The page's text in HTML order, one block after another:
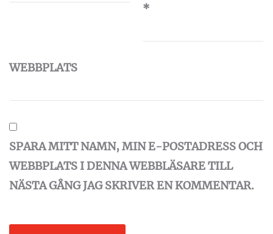
*
WEBBPLATS
SPARA MITT NAMN, MIN E-POSTADRESS OCH
WEBBPLATS I DENNA WEBBLÄSARE TILL
NÄSTA GÅNG JAG SKRIVER EN KOMMENTAR.